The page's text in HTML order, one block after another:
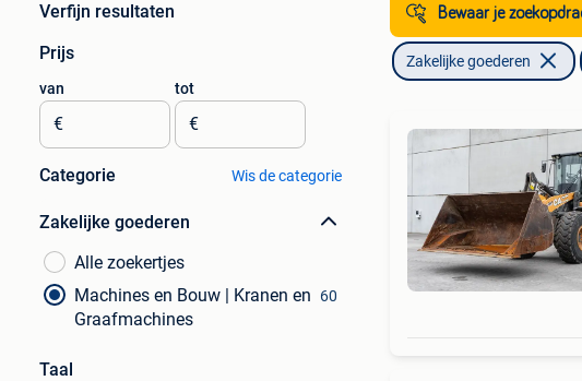
Verfijn resultaten
Prijs
van
€
tot
€
Categorie Wis de categorie
Zakelijke goederen
Alle zoekertjes
Machines en Bouw | Kranen en
Graafmachines
60
Taal
Bewaar je
Zakelijke goederen